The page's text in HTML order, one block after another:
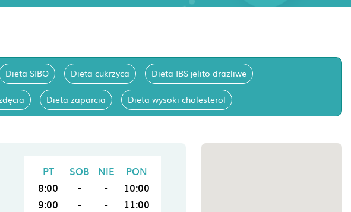
Dieta SIBO Dieta cukrzyca Dieta IBS jelito drażliwe
Dieta zaparcia Dieta wysoki cholesterol
PT SOB NIE
PON
8:00
- -
10:00
9:00
- -
11:00